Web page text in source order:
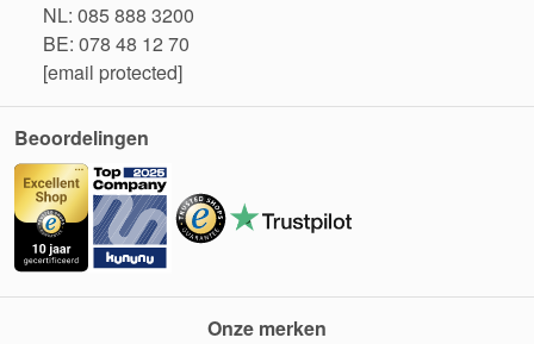
NL: 085 888 3200
BE: 078 48 12 70
[email protected]
Beoordelingen
Onze merken